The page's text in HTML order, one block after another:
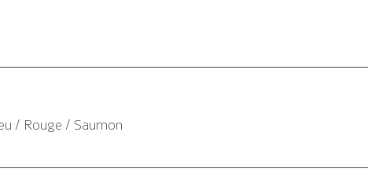
/ Rouge / Saumon